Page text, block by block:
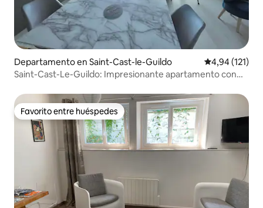
Departamento en Saint-Cast-le-Guildo Calificación
4,94 (121)
Saint-Cast-Le-Guildo: Impresionante apartamento con
Favorito entre huéspedes
Favorito entre huéspedes